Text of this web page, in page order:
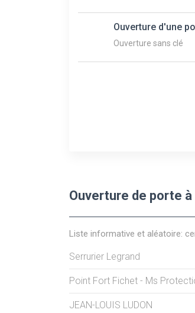
Ouverture d'une
Ouverture sans clé
Ouverture de porte
Liste informative et aléatoire:
Serrurier Legrand
Point Fort Fichet - Ms
JEAN-LOUIS LUDON